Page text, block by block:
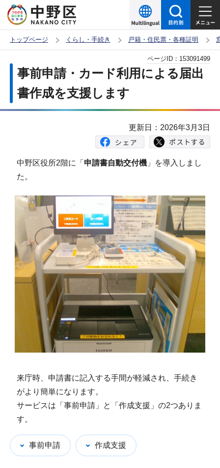
の
ー
トップページ くらし・手続き 戸籍・住民票・各種証明
か
事前申請・カード利用による届出
書作成を支援します
ページID： 153091499
更新日：2026年3月3日
中野区役所2階に「 申請書自動交付機」を導入しまし
た。
来庁時、申請書に記入する手間が軽減され、手続き
がより簡単になります。
サービスは「事前申請」と「作成支援」の2つありま
す。
事前申請 作成支援